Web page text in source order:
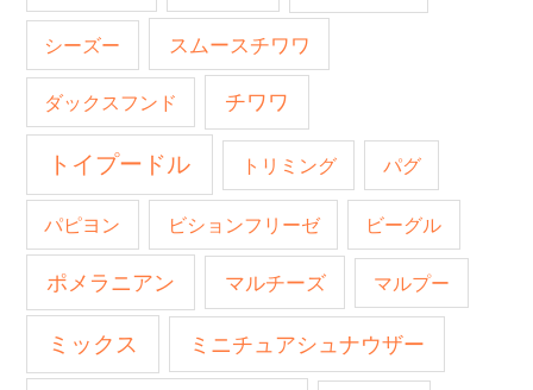
シーズー スムースチワワ
ダックスフンド チワワ
トイプードル トリミング パグ
パピヨン ビションフリーゼ ビーグル
ポメラニアン マルチーズ マルプー
ミックス ミニチュアシュナウザー